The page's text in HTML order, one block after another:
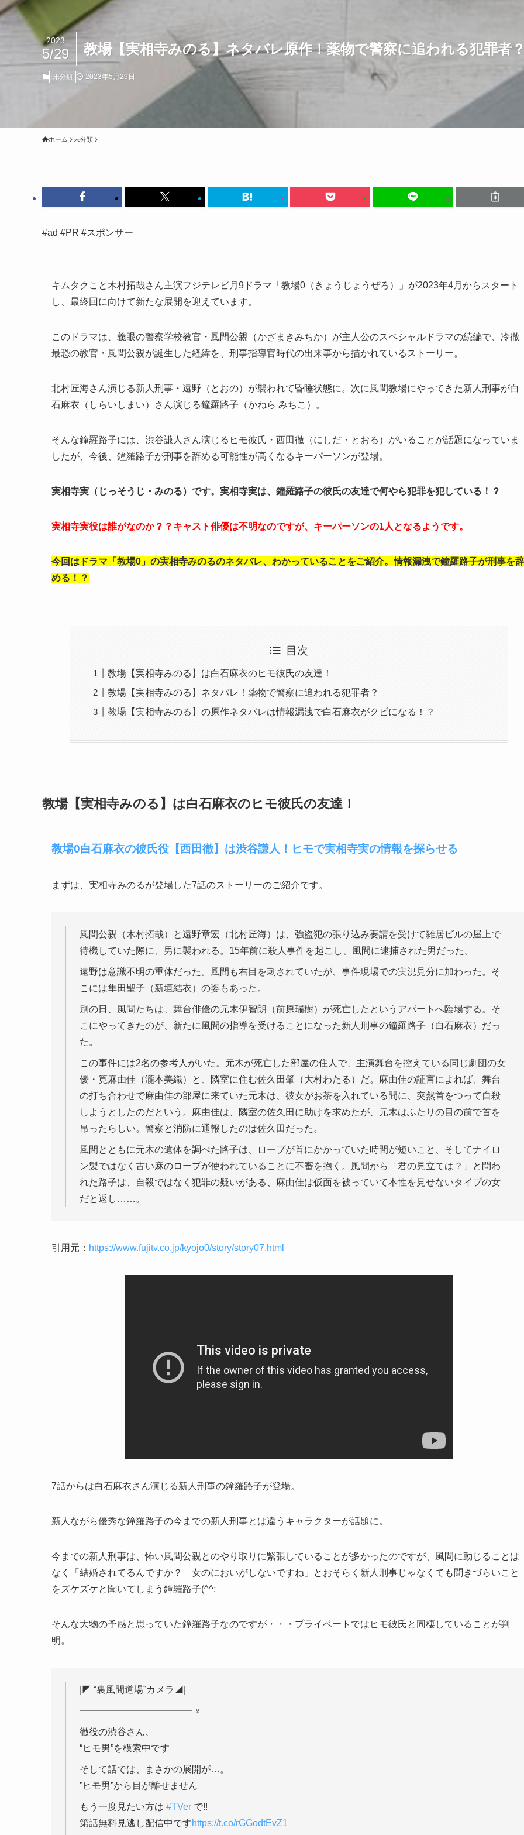
教場【実相寺みのる】ネタバレ原作！薬物で警察に追われる犯罪者
2023
5/29
未分類 2023年5月29日
ホーム 未分類
#ad #PR #スポンサー
キムタクこと木村拓哉さん主演フジテレビ月9ドラマ「教場0（きょうじょうぜろ）」が2023年4月からスタート
し、最終回に向けて新たな展開を迎えています。
このドラマは、義眼の警察学校教官・風間公親（かざまきみちか）が主人公のスペシャルドラマの続編で、冷徹
最恐の教官・風間公親が誕生した経緯を、刑事指導官時代の出来事から描かれているストーリー。
北村匠海さん演じる新人刑事・遠野（とおの）が襲われて昏睡状態に。次に風間教場にやってきた新人刑事が白
石麻衣（しらいしまい）さん演じる鐘羅路子（かねら みちこ）。
そんな鐘羅路子には、渋谷謙人さん演じるヒモ彼氏・西田徹（にしだ・とおる）がいることが話題になっていま
したが、今後、鐘羅路子が刑事を辞める可能性が高くなるキーパーソンが登場。
実相寺実（じっそうじ・みのる）です。実相寺実は、鐘羅路子の彼氏の友達で何やら犯罪を犯している！？
実相寺実役は誰がなのか？？キャスト俳優は不明なのですが、キーパーソンの1人となるようです。
今回はドラマ「教場0」の実相寺みのるのネタバレ、わかっていることをご紹介。情報漏洩で鐘羅路子が刑事を辞
める！？
目次
教場【実相寺みのる】は白石麻衣のヒモ彼氏の友達！
教場【実相寺みのる】ネタバレ！薬物で警察に追われる犯罪者？
教場【実相寺みのる】の原作ネタバレは情報漏洩で白石麻衣がクビになる！？
教場【実相寺みのる】は白石麻衣のヒモ彼氏の友達！
教場0白石麻衣の彼氏役【西田徹】は渋谷謙人！ヒモで実相寺実の情報を探らせる
まずは、実相寺みのるが登場した7話のストーリーのご紹介です。
風間公親（木村拓哉）と遠野章宏（北村匠海）は、強盗犯の張り込み要請を受けて雑居ビルの屋上で
待機していた際に、男に襲われる。15年前に殺人事件を起こし、風間に逮捕された男だった。
遠野は意識不明の重体だった。風間も右目を刺されていたが、事件現場での実況見分に加わった。そ
こには隼田聖子（新垣結衣）の姿もあった。
別の日、風間たちは、舞台俳優の元木伊智朗（前原瑞樹）が死亡したというアパートへ臨場する。そ
こにやってきたのが、新たに風間の指導を受けることになった新人刑事の鐘羅路子（白石麻衣）だっ
た。
この事件には2名の参考人がいた。元木が死亡した部屋の住人で、主演舞台を控えている同じ劇団の女
優・筧麻由佳（瀧本美織）と、隣室に住む佐久田肇（大村わたる）だ。麻由佳の証言によれば、舞台
の打ち合わせで麻由佳の部屋に来ていた元木は、彼女がお茶を入れている間に、突然首をつって自殺
しようとしたのだという。麻由佳は、隣室の佐久田に助けを求めたが、元木はふたりの目の前で首を
吊ったらしい。警察と消防に通報したのは佐久田だった。
風間とともに元木の遺体を調べた路子は、ロープが首にかかっていた時間が短いこと、そしてナイロ
ン製ではなく古い麻のロープが使われていることに不審を抱く。風間から「君の見立ては？」と問わ
れた路子は、自殺ではなく犯罪の疑いがある、麻由佳は仮面を被っていて本性を見せないタイプの女
だと返し……。
引用元： https://www.fujitv.co.jp/kyojo0/story/story07.html
7話からは白石麻衣さん演じる新人刑事の鐘羅路子が登場。
新人ながら優秀な鐘羅路子の今までの新人刑事とは違うキャラクターが話題に。
今までの新人刑事は、怖い風間公親とのやり取りに緊張していることが多かったのですが、風間に動じることは
なく「結婚されてるんですか？ 女のにおいがしないですね」とおそらく新人刑事じゃなくても聞きづらいこと
をズケズケと聞いてしまう鐘羅路子(^^;
そんな大物の予感と思っていた鐘羅路子なのですが・・・プライベートではヒモ彼氏と同棲していることが判
明。
|◤ “裏風間道場”カメラ◢|
━━━━━━━━━━━━ ‍♀️
徹役の渋谷さん、
“ヒモ男”を模索中です
そして話では、まさかの展開が…。
”ヒモ男”から目が離せません
もう一度見たい方は #TVer で!!
第話無料見逃し配信中ですhttps://t.co/rGGodtEvZ1